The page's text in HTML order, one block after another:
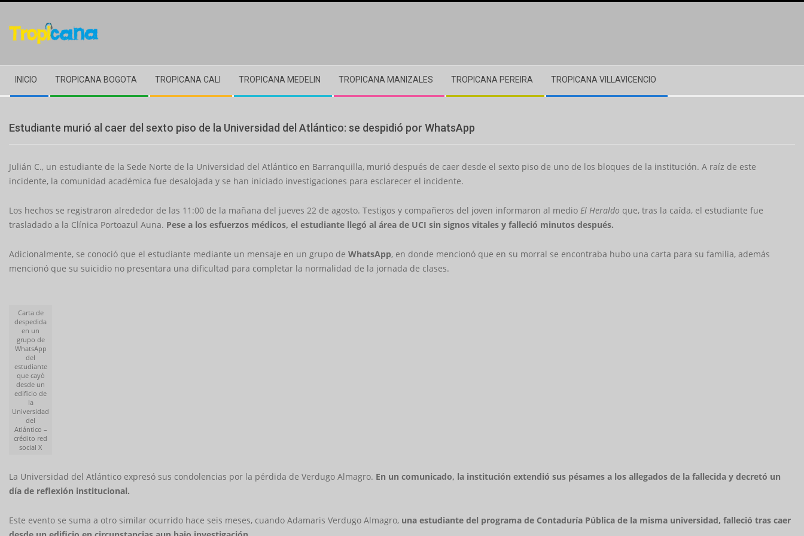
content
Navigation
Menu
INICIO TROPICANA BOGOTA TROPICANA CALI TROPICANA MEDELIN TROPICANA MANIZALES TROPICANA PEREIRA TROPICANA VILLAVICENCIO
Estudiante murió al caer del sexto piso de la Universidad del Atlántico: se despidió por WhatsApp
Julián C., un estudiante de la Sede Norte de la Universidad del Atlántico en Barranquilla, murió después de caer desde el sexto piso de uno de los bloques de la institución. A raíz de este
incidente, la comunidad académica fue desalojada y se han iniciado investigaciones para esclarecer el incidente.
Los hechos se registraron alrededor de las 11:00 de la mañana del jueves 22 de agosto. Testigos y compañeros del joven informaron al medio El Heraldo que, tras la caída, el estudiante fue
trasladado a la Clínica Portoazul Auna. Pese a los esfuerzos médicos, el estudiante llegó al área de UCI sin signos vitales y falleció minutos después.
Adicionalmente, se conoció que el estudiante mediante un mensaje en un grupo de WhatsApp, en donde mencionó que en su morral se encontraba hubo una carta para su familia, además
mencionó que su suicidio no presentara una dificultad para completar la normalidad de la jornada de clases.
Carta de
despedida
en un
grupo de
WhatsApp
del
estudiante
que cayó
desde un
edificio de
la
Universidad
del
Atlántico –
crédito red
social X
La Universidad del Atlántico expresó sus condolencias por la pérdida de Verdugo Almagro. En un comunicado, la institución extendió sus pésames a los allegados de la fallecida y decretó un
día de reflexión institucional.
Este evento se suma a otro similar ocurrido hace seis meses, cuando Adamaris Verdugo Almagro, una estudiante del programa de Contaduría Pública de la misma universidad, falleció tras caer